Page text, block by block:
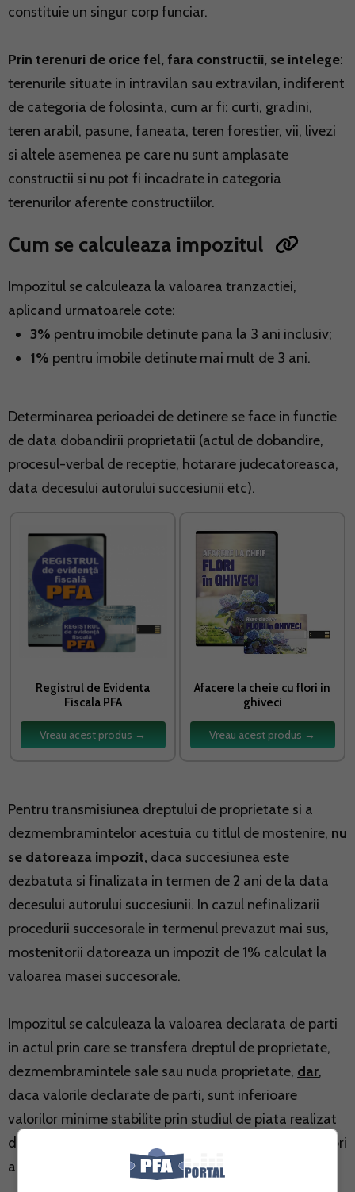
constituie un singur corp funciar.
Prin terenuri de orice fel, fara constructii, se intelege:
terenurile situate in intravilan sau extravilan, indiferent
de categoria de folosinta, cum ar fi: curti, gradini,
teren arabil, pasune, faneata, teren forestier, vii, livezi
si altele asemenea pe care nu sunt amplasate
constructii si nu pot fi incadrate in categoria
terenurilor aferente constructiilor.
Cum se calculeaza impozitul
Impozitul se calculeaza la valoarea tranzactiei,
aplicand urmatoarele cote:
3% pentru imobile detinute pana la 3 ani inclusiv;
1% pentru imobile detinute mai mult de 3 ani.
Determinarea perioadei de detinere se face in functie
de data dobandirii proprietatii (actul de dobandire,
procesul-verbal de receptie, hotarare judecatoreasca,
data decesului autorului succesiunii etc).
Registrul de Evidenta
Fiscala PFA
Vreau acest produs →
Afacere la cheie cu flori in
ghiveci
Vreau acest produs →
Pentru transmisiunea dreptului de proprietate si a
dezmembramintelor acestuia cu titlul de mostenire, nu
se datoreaza impozit, daca succesiunea este
dezbatuta si finalizata in termen de 2 ani de la data
decesului autorului succesiunii. In cazul nefinalizarii
procedurii succesorale in termenul prevazut mai sus,
mostenitorii datoreaza un impozit de 1% calculat la
valoarea masei succesorale.
Impozitul se calculeaza la valoarea declarata de parti
in actul prin care se transfera dreptul de proprietate,
dezmembramintele sale sau nuda proprietate, dar,
daca valorile declarate de parti, sunt inferioare
valorilor minime stabilite prin studiul de piata realizat
de catre camerele notarilor publici cu experti evaluatori
autorizati, baza de calcul al impozitului o reprezinta: